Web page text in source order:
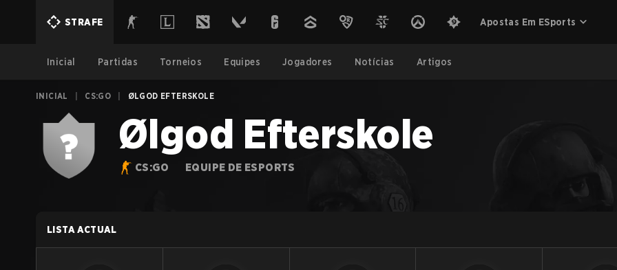
STRAFE Apostas Em ESports
Inicial Partidas Torneios Equipes Jogadores Notícias Artigos
INICIAL CS:GO ØLGOD EFTERSKOLE
Ølgod Efterskole
CS:GO EQUIPE DE ESPORTS
LISTA ACTUAL